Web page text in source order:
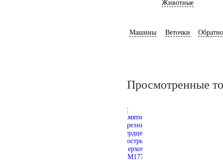
Животные
Машины Веточки
Просмотренные